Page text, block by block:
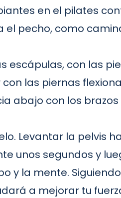
en el pilates
pecho, como
escápulas, con las
las piernas
abajo con los
Levantar la pelvis
unos segundos y
y la mente.
a mejorar tu